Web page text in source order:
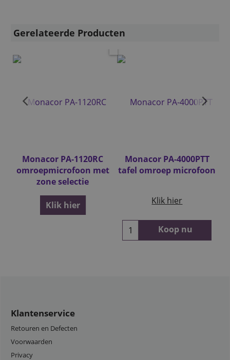
Gerelateerde Producten
Monacor PA-1120RC
omroepmicrofoon met
zone selectie
Klik hier
Monacor PA-4000PTT
tafel omroep microfoon
Klik hier
Koop nu
Klantenservice
Retouren en Defecten
Voorwaarden
Privacy